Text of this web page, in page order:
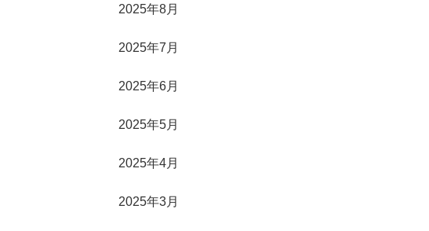
2025年8月
2025年7月
2025年6月
2025年5月
2025年4月
2025年3月